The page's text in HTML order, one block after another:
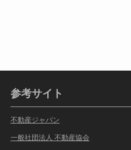
参考サイト
不動産ジャパン
一般社団法人 不動産協会